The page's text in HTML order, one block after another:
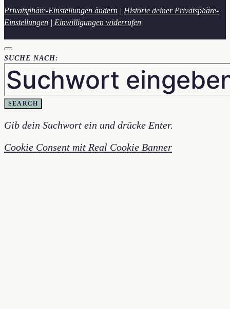
Privatsphäre-Einstellungen ändern | Historie deiner Privatsphäre-
Einstellungen | Einwilligungen widerrufen
SUCHE NACH:
SEARCH
Gib dein Suchwort ein und drücke Enter.
Cookie Consent mit Real Cookie Banner